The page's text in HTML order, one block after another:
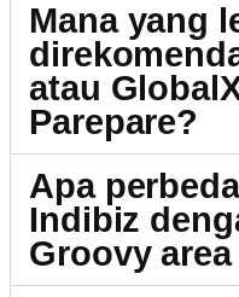
Mana yang
atau
Parepare?
Apa
Indibiz
Groovy